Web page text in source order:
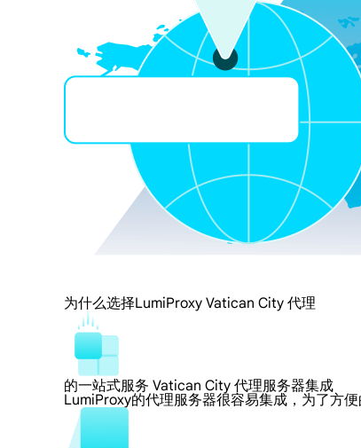
为什么选择LumiProxy Vatican City 代理
的一站式服务 Vatican City 代理服务器集成
LumiProxy的代理服务器很容易集成，为了方